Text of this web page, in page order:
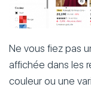
Ne vous fiez pas
affichée dans les
couleur ou une